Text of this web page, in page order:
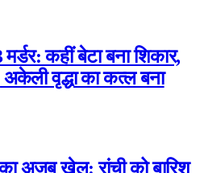
कहीं बेटा बना शिकार,
अकेली वृद्धा का कत्ल बना
अजब खेल: रांची को बारिश